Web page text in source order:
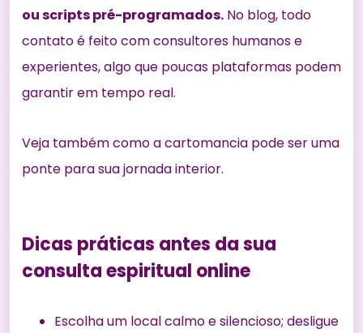
ou scripts pré-programados. No blog, todo
contato é feito com consultores humanos e
experientes, algo que poucas plataformas podem
garantir em tempo real.
Veja também comoa cartomancia pode ser uma
ponte para sua jornada interior.
Dicas práticas antes da sua
consulta espiritual online
Escolha um local calmo e silencioso; desligue